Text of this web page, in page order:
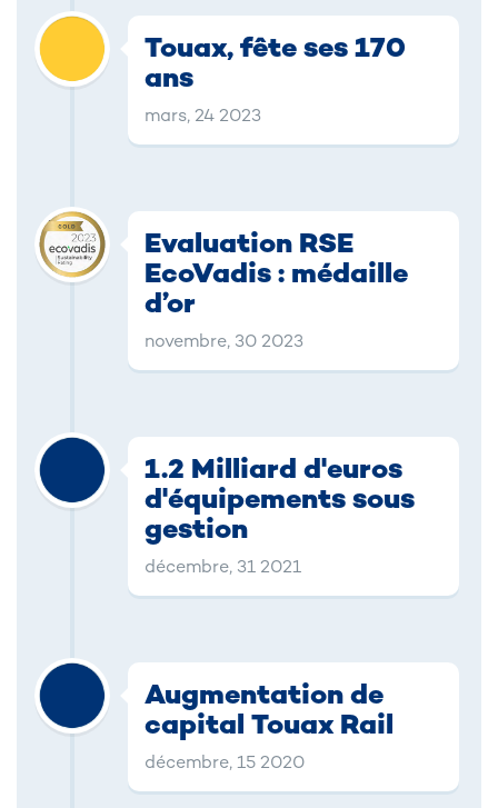
Touax, fête ses 170
ans
mars, 24 2023
Evaluation RSE
EcoVadis : médaille
d’or
novembre, 30 2023
1.2 Milliard d'euros
d'équipements sous
gestion
décembre, 31 2021
Augmentation de
capital Touax Rail
décembre, 15 2020